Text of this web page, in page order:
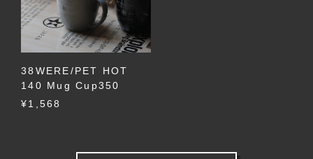
38WERE/PET HOT
140 Mug Cup350
¥1,568